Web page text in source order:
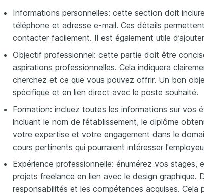
Informations personnelles: cette section doit
téléphone et adresse e-mail. Ces détails
contacter facilement. Il est également utile
Objectif professionnel: cette partie doit être
aspirations professionnelles. Cela indiquera
cherchez et ce que vous pouvez offrir. Un bon
spécifique et en lien direct avec le poste souhaité.
Formation: incluez toutes les informations sur vos
incluant le nom de l’établissement, le diplôme
votre expertise et votre engagement dans le
cours pertinents qui pourraient intéresser
Expérience professionnelle: énumérez vos stages,
projets freelance en lien avec le design graphique.
responsabilités et les compétences acquises. Cela